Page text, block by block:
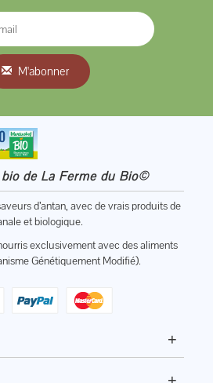
M'abonner
de La Ferme du Bio©
d’antan, avec de vrais produits de
et biologique.
exclusivement avec des aliments
Génétiquement Modifié).
+